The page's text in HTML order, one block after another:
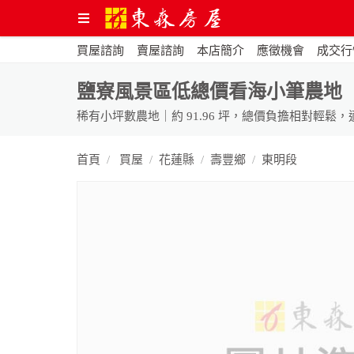
買屋諮詢 賣屋諮詢 本店簡介 應徵機會 成交
鹽寮風景區低總價看海小筆農地
首頁 買屋 花蓮縣 壽豐鄉 東明段